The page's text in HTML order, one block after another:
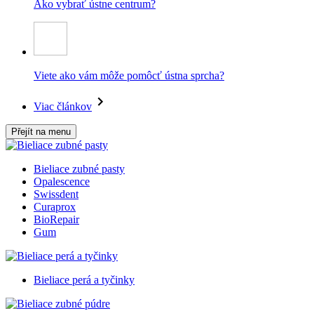
Ako vybrať ústne centrum?
Viete ako vám môže pomôcť ústna sprcha?
Viac článkov
Přejít na menu
Bieliace zubné pasty
Opalescence
Swissdent
Curaprox
BioRepair
Gum
Bieliace perá a tyčinky